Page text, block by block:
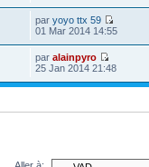
paryoyo ttx 59
01 Mar 2014 14:55
paralainpyro
25 Jan 2014 21:48